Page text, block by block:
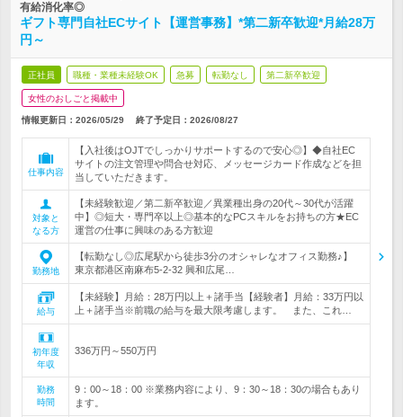
有給消化率◎
ギフト専門自社ECサイト【運営事務】*第二新卒歓迎*月給28万
円～
正社員 職種・業種未経験OK 急募 転勤なし 第二新卒歓迎
女性のおしごと掲載中
情報更新日：2026/05/29 終了予定日： 2026/08/27
仕事内容
【入社後はOJTでしっかりサポートするので安心◎】◆自社EC
サイトの注文管理や問合せ対応、メッセージカード作成などを担
当していただきます。
対象と
なる方
【未経験歓迎／第二新卒歓迎／異業種出身の20代～30代が活躍
中】◎短大・専門卒以上◎基本的なPCスキルをお持ちの方★EC
運営の仕事に興味のある方歓迎
勤務地
【転勤なし◎広尾駅から徒歩3分のオシャレなオフィス勤務♪】
東京都港区南麻布5-2-32 興和広尾…
給与
【未経験】月給：28万円以上＋諸手当【経験者】月給：33万円以
上＋諸手当※前職の給与を最大限考慮します。 また、これ…
初年度
年収
336万円～550万円
勤務
時間
9：00～18：00 ※業務内容により、9：30～18：30の場合もあり
ます。